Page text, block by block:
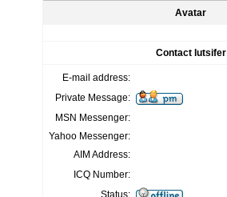
Avatar
Contact lutsifer
E-mail address:
Private Message:
MSN Messenger:
Yahoo Messenger:
AIM Address:
ICQ Number:
Status: